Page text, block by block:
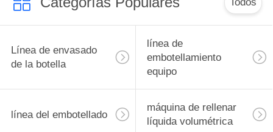
Máquina de
etiquetado
8
Línea de envasado
de la botella
línea de
embotellamiento
equipo
línea del embotellado
máquina de rellenar
líquida volumétrica